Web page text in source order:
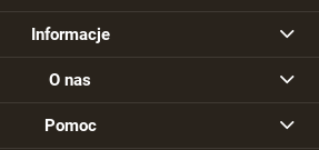
Informacje
O nas
Pomoc